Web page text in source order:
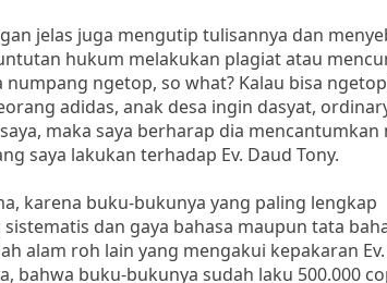
jelas juga mengutip tulisannya dan
hukum melakukan plagiat atau
ngetop, so what? Kalau bisa
adidas, anak desa ingin dasyat,
maka saya berharap dia mencantumkan
saya lakukan terhadap Ev. Daud Tony.
karena buku-bukunya yang paling lengkap
dan gaya bahasa maupun tata
alam roh lain yang mengakui kepakaran
bahwa buku-bukunya sudah laku 500.000